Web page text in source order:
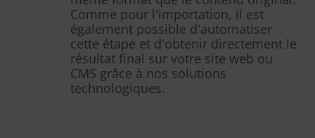
Comme pour l'importation, il est
également possible d'automatiser
cette étape et d'obtenir directement le
résultat final sur votre site web ou
CMS grâce à nos solutions
technologiques.